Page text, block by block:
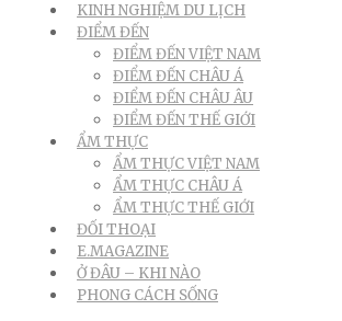
KINH NGHIỆM DU LỊCH
ĐIỂM ĐẾN
ĐIỂM ĐẾN VIỆT NAM
ĐIỂM ĐẾN CHÂU Á
ĐIỂM ĐẾN CHÂU ÂU
ĐIỂM ĐẾN THẾ GIỚI
ẨM THỰC
ẨM THỰC VIỆT NAM
ẨM THỰC CHÂU Á
ẨM THỰC THẾ GIỚI
ĐỐI THOẠI
E.MAGAZINE
Ở ĐÂU – KHI NÀO
PHONG CÁCH SỐNG